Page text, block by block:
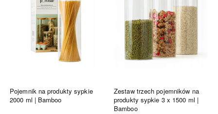
Pojemnik na produkty sypkie
2000 ml | Bamboo
Zestaw trzech pojemników na
produkty sypkie 3 x 1500 ml |
Bamboo